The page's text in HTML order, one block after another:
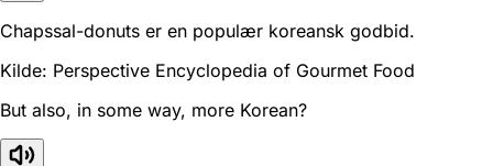
Chapssal-donuts er en populær koreansk godbid.
Kilde: Perspective Encyclopedia of Gourmet Food
But also, in some way, more Korean?